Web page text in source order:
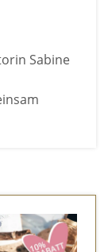
Sabine